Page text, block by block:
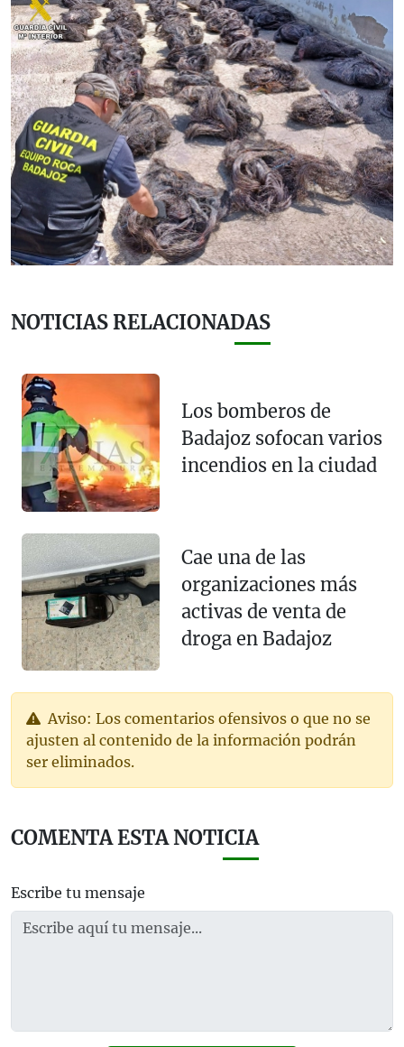
NOTICIAS RELACIONADAS
Los bomberos de
Badajoz sofocan varios
incendios en la ciudad
Cae una de las
organizaciones más
activas de venta de
droga en Badajoz
Aviso: Los comentarios ofensivos o que no se
ajusten al contenido de la información podrán
ser eliminados.
COMENTA ESTA NOTICIA
Escribe tu mensaje